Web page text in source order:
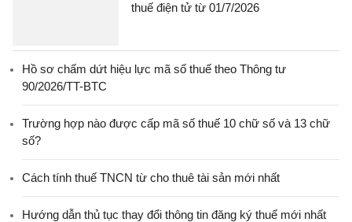
thuế điện tử từ 01/7/2026
Hồ sơ chấm dứt hiệu lực mã số thuế theo Thông tư
90/2026/TT-BTC
Trường hợp nào được cấp mã số thuế 10 chữ số và 13 chữ
số?
Cách tính thuế TNCN từ cho thuê tài sản mới nhất
Hướng dẫn thủ tục thay đổi thông tin đăng ký thuế mới nhất